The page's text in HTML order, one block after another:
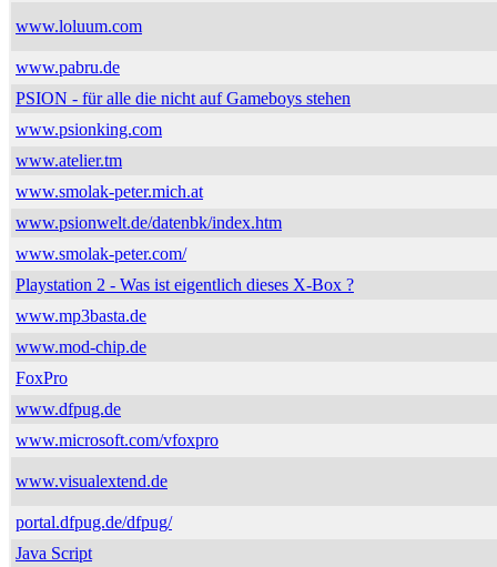
www.loluum.com
www.pabru.de
PSION - für alle die nicht auf Gameboys stehen
www.psionking.com
www.atelier.tm
www.smolak-peter.mich.at
www.psionwelt.de/datenbk/index.htm
www.smolak-peter.com/
Playstation 2 - Was ist eigentlich dieses X-Box ?
www.mp3basta.de
www.mod-chip.de
FoxPro
www.dfpug.de
www.microsoft.com/vfoxpro
www.visualextend.de
portal.dfpug.de/dfpug/
Java Script